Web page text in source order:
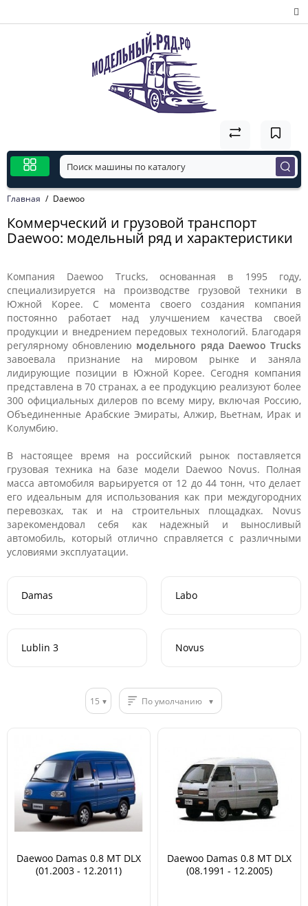
Главная Daewoo
Коммерческий и грузовой транспорт
Daewoo: модельный ряд и характеристики
Компания Daewoo Trucks, основанная в 1995 году,
специализируется на производстве грузовой техники в
Южной Корее. С момента своего создания компания
постоянно работает над улучшением качества своей
продукции и внедрением передовых технологий. Благодаря
регулярному обновлению модельного ряда Daewoo Trucks
завоевала признание на мировом рынке и заняла
лидирующие позиции в Южной Корее. Сегодня компания
представлена в 70 странах, а ее продукцию реализуют более
300 официальных дилеров по всему миру, включая Россию,
Объединенные Арабские Эмираты, Алжир, Вьетнам, Ирак и
Колумбию.
В настоящее время на российский рынок поставляется
грузовая техника на базе модели Daewoo Novus. Полная
масса автомобиля варьируется от 12 до 44 тонн, что делает
его идеальным для использования как при междугородних
перевозках, так и на строительных площадках. Novus
зарекомендовал себя как надежный и выносливый
автомобиль, который отлично справляется с различными
условиями эксплуатации.
Damas Labo
Lublin 3 Novus
15 По умолчанию
Daewoo Damas 0.8 MT DLX
(01.2003 - 12.2011)
Daewoo Damas 0.8 MT DLX
(08.1991 - 12.2005)